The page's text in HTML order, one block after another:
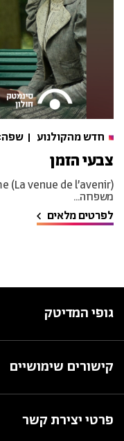
חדש מהקולנוע שפה:
צבעי הזמן
משפחה...
לפרטים מלאים
גופי המדיטק
קישורים שימושיים
פרטי יצירת קשר